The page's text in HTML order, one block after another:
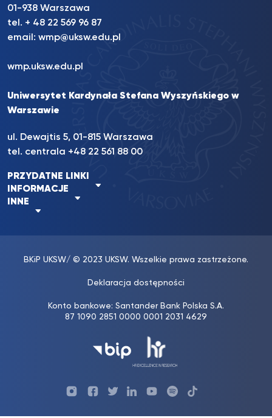
01-938 Warszawa
tel. + 48 22 569 96 87
email: wmp@uksw.edu.pl
wmp.uksw.edu.pl
Uniwersytet Kardynała Stefana Wyszyńskiego w
Warszawie
ul. Dewajtis 5, 01-815 Warszawa
tel. centrala +48 22 561 88 00
PRZYDATNE LINKI
INFORMACJE
INNE
BKiP UKSW/ © 2023 UKSW. Wszelkie prawa zastrzeżone.
Deklaracja dostępności
Konto bankowe: Santander Bank Polska S.A.
87 1090 2851 0000 0001 2031 4629
Profil ProfilProfilProfil UKSWProfilUKSW